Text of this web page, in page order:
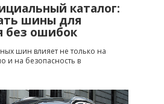
каталог:
шины для
без ошибок
шин влияет не только на
и на безопасность в